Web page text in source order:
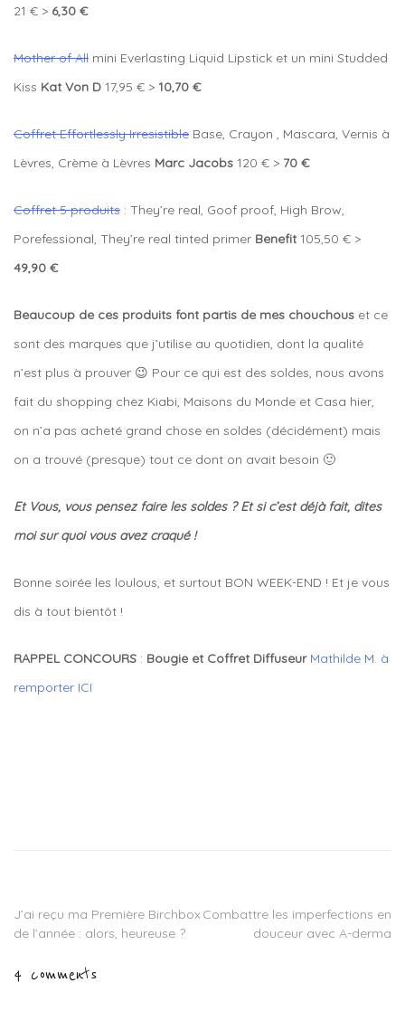
21 € > 6,30 €
Mother of All mini Everlasting Liquid Lipstick et un mini Studded
Kiss Kat Von D 17,95 € > 10,70 €
Coffret Effortlessly Irresistible Base, Crayon , Mascara, Vernis à
Lèvres, Crème à Lèvres Marc Jacobs 120 € > 70 €
Coffret 5 produits : They’re real, Goof proof, High Brow,
Porefessional, They’re real tinted primer Benefit 105,50 € >
49,90 €
Beaucoup de ces produits font partis de mes chouchous et ce
sont des marques que j’utilise au quotidien, dont la qualité
n’est plus à prouver 😉 Pour ce qui est des soldes, nous avons
fait du shopping chez Kiabi, Maisons du Monde et Casa hier,
on n’a pas acheté grand chose en soldes (décidément) mais
on a trouvé (presque) tout ce dont on avait besoin 🙂
Et Vous, vous pensez faire les soldes ? Et si c’est déjà fait, dites
moi sur quoi vous avez craqué !
Bonne soirée les loulous, et surtout BON WEEK-END ! Et je vous
dis à tout bientôt !
RAPPEL CONCOURS : Bougie et Coffret DiffuseurMathilde M. à
remporter ICI
set,
bomb
set
Navigation
l’article
J’ai reçu ma Première Birchbox
de l’année : alors, heureuse ?
Combattre les imperfections en
douceur avec A-derma
4 comments